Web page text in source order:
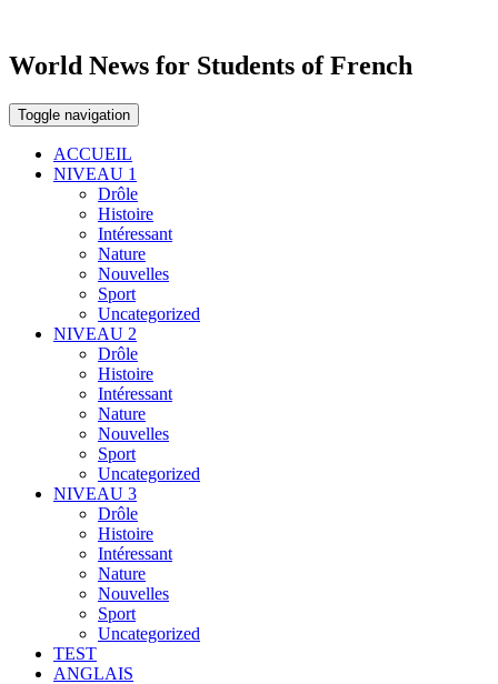
World News for Students of French
Toggle navigation
ACCUEIL
NIVEAU 1
Drôle
Histoire
Intéressant
Nature
Nouvelles
Sport
Uncategorized
NIVEAU 2
Drôle
Histoire
Intéressant
Nature
Nouvelles
Sport
Uncategorized
NIVEAU 3
Drôle
Histoire
Intéressant
Nature
Nouvelles
Sport
Uncategorized
TEST
ANGLAIS